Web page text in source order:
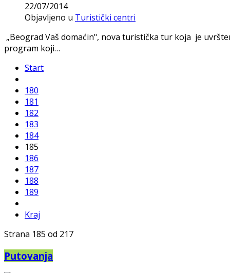
22/07/2014
Objavljeno u Turistički centri
„Beograd Vaš domaćin", nova turistička tur koja je
program koji…
Start
180
181
182
183
184
185
186
187
188
189
Kraj
Strana 185 od 217
Putovanja